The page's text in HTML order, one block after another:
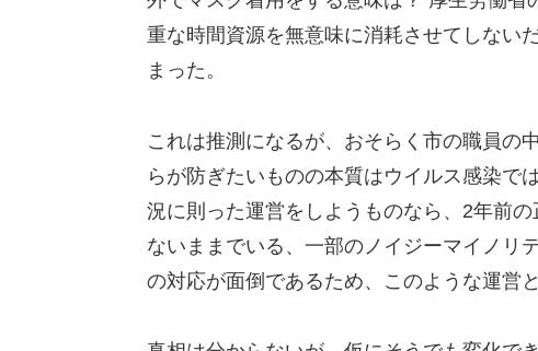
重な時間資源を無意味に消耗させてしない
まった。
これは推測になるが、おそらく市の職員の
らが防ぎたいものの本質はウイルス感染で
況に則った運営をしようものなら、2年前
ないままでいる、一部のノイジーマイノリ
の対応が面倒であるため、このような運営